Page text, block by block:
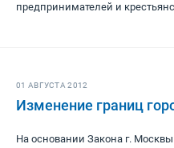
предпринимателей и
01 АВГУСТА 2012
Изменение границ
На основании Закона г.